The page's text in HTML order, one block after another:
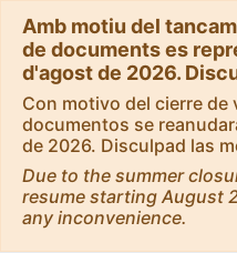
Amb motiu del
de documents es
d'agost de 2026.
Con motivo del cierre de
documentos se
de 2026. Disculpad las
Due to the summer
resume starting August
any inconvenience.